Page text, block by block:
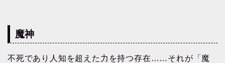
魔神
不死であり人知を超えた力を持つ存在……それが「魔